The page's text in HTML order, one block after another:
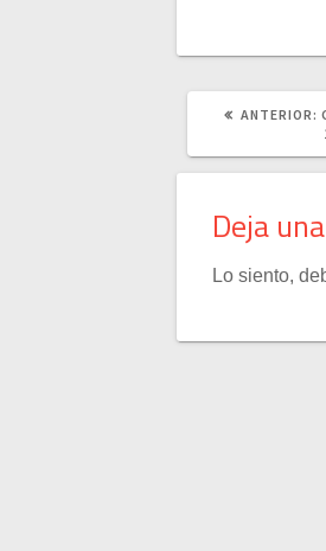
ANTERIOR:
Deja
Lo siento,